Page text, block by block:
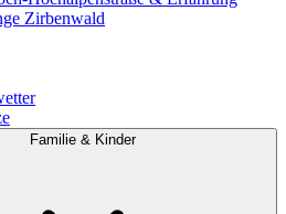
Zirbenwald
Familie & Kinder